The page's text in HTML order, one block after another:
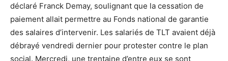
déclaré Franck Demay, soulignant que la cessation de
paiement allait permettre au Fonds national de garantie
des salaires d’intervenir. Les salariés de TLT avaient déjà
débrayé vendredi dernier pour protester contre le plan
social. Mercredi, une trentaine d’entre eux se sont